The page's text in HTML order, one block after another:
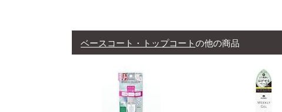
ベースコート・トップコートの他の商品